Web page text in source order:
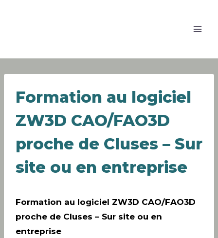
Formation au logiciel
ZW3D CAO/FAO3D
proche de Cluses – Sur
site ou en entreprise
Formation au logiciel ZW3D CAO/FAO3D
proche de Cluses – Sur site ou en
entreprise